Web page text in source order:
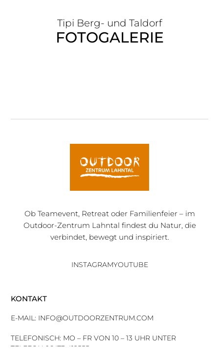
Tipi Berg- und Taldorf
FOTO­GA­LERIE
Ob Teamevent, Retreat oder Familienfeier – im
Outdoor-Zentrum Lahntal findest du Natur, die
verbindet, bewegt und inspiriert.
INSTAGRAMYOUTUBE
KONTAKT
E-MAIL: INFO@OUTDOORZENTRUM.COM
TELEFONISCH: MO – FR VON 10 – 13 UHR UNTER
TELEFON 06473 412555